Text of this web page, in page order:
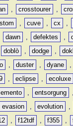
, crosstourer ,
, cuve , cx ,
dawn , defektes ,
doblò , dodge ,
, duster , dyane ,
, eclipse , ecoluxe
, entsorgung ,
evasion
, evolution ,
, f12tdf , f355 ,